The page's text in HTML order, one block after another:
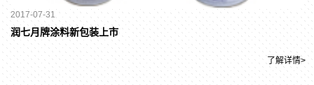
2017-07-31
润七月牌涂料新包装上市
了解详情>